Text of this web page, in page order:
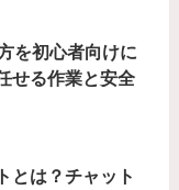
を初心者向けに
せる作業と安全
とは？チャット